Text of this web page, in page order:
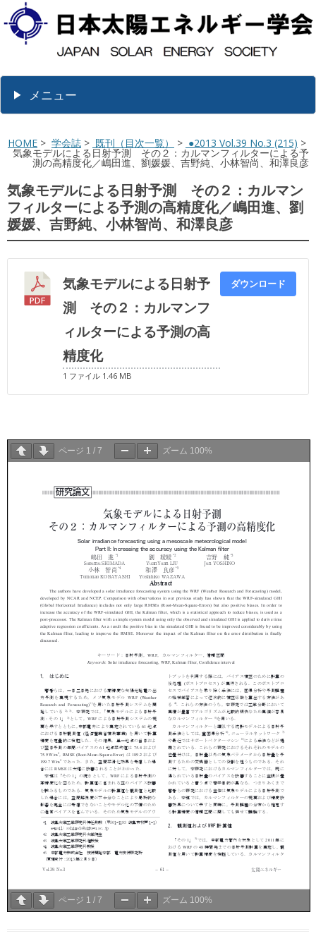
メニュー
HOME > 学会誌 > 既刊（目次一覧） > ●2013 Vol.39 No.3 (215) >
気象モデルによる日射予測 その２：カルマンフィルターによる予
測の高精度化／嶋田進、劉媛媛、吉野純、小林智尚、和澤良彦
気象モデルによる日射予測 その２：カルマン
フィルターによる予測の高精度化／嶋田進、劉
媛媛、吉野純、小林智尚、和澤良彦
気象モデルによる日射予
測 その２：カルマンフ
ィルターによる予測の高
精度化
1 ファイル 1.46 MB
ダウンロード
ページ 1 / 7 ズーム 100%
ページ 1 / 7 ズーム 100%